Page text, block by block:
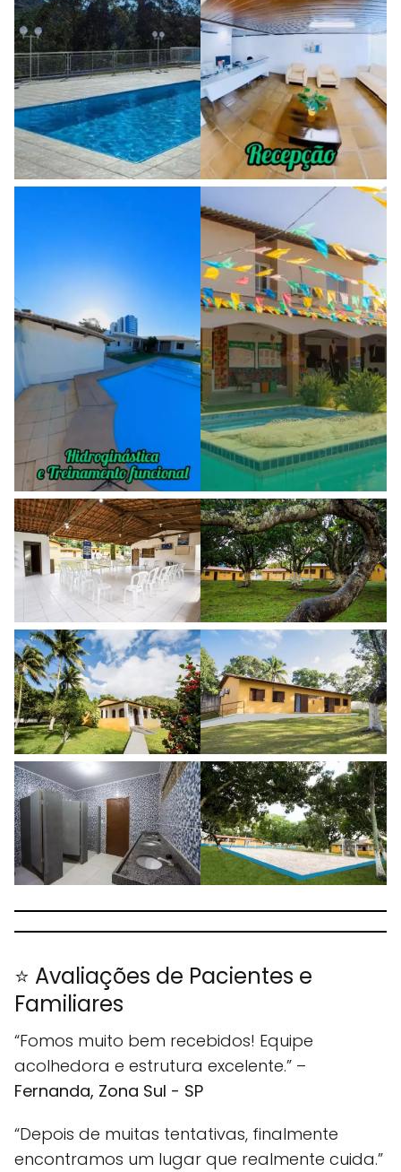
⭐ Avaliações de Pacientes e
Familiares
“Fomos muito bem recebidos! Equipe
acolhedora e estrutura excelente.” –
Fernanda, Zona Sul - SP
“Depois de muitas tentativas, finalmente
encontramos um lugar que realmente cuida.”